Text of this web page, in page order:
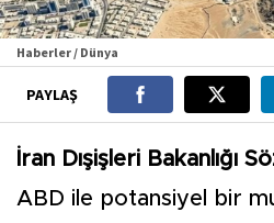
Haberler / Dünya
PAYLAŞ
İran Dışişleri Bakanlığı
ABD ile potansiyel bir